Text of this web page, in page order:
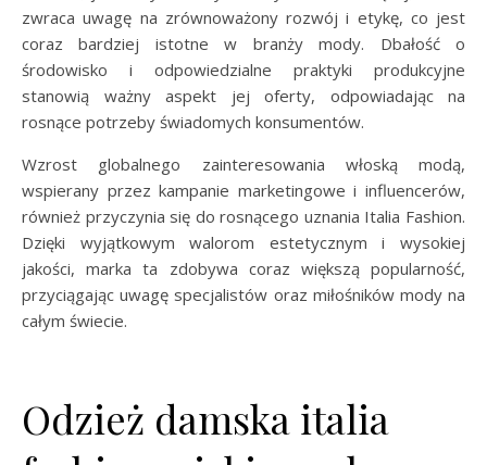
zwraca uwagę na zrównoważony rozwój i etykę, co jest
coraz bardziej istotne w branży mody. Dbałość o
środowisko i odpowiedzialne praktyki produkcyjne
stanowią ważny aspekt jej oferty, odpowiadając na
rosnące potrzeby świadomych konsumentów.
Wzrost globalnego zainteresowania włoską modą,
wspierany przez kampanie marketingowe i influencerów,
również przyczynia się do rosnącego uznania Italia Fashion.
Dzięki wyjątkowym walorom estetycznym i wysokiej
jakości, marka ta zdobywa coraz większą popularność,
przyciągając uwagę specjalistów oraz miłośników mody na
całym świecie.
Odzież damska italia